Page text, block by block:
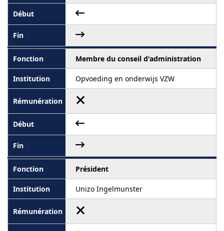
Membre du conseil d'administration
Opvoeding en onderwijs VZW
Président
Unizo Ingelmunster